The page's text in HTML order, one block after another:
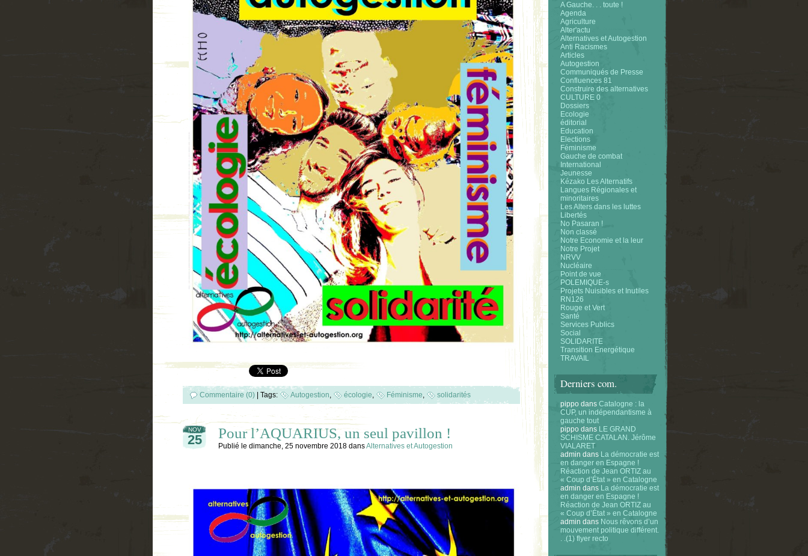
Commentaire (0) Tags: Autogestion, écologie, Féminisme, solidarités
NOV
25 Pour l’AQUARIUS, un seul pavillon !
Publié le dimanche, 25 novembre 2018 dansAlternatives et Autogestion
A Gauche. . . toute !
Agenda
Agriculture
Alter'actu
Alternatives et Autogestion
Anti Racismes
Articles
Autogestion
Communiqués de Presse
Confluences 81
Construire des alternatives
CULTURE 0
Dossiers
Ecologie
éditorial
Education
Elections
Féminisme
Gauche de combat
International
Jeunesse
Kézako Les Alternatifs
Langues Régionales et
minoritaires
Les Alters dans les luttes
Libertés
No Pasaran !
Non classé
Notre Economie et la leur
Notre Projet
NRVV
Nucléaire
Point de vue
POLEMIQUE-s
Projets Nuisibles et Inutiles
RN126
Rouge et Vert
Santé
Services Publics
Social
SOLIDARITE
Transition Energétique
TRAVAIL
Derniers com.
pippo dans Catalogne : la
CUP, un indépendantisme à
gauche tout
pippo dans LE GRAND
SCHISME CATALAN. Jérôme
VIALARET
admin dans La démocratie est
en danger en Espagne !
Réaction de Jean ORTIZ au
« Coup d’État » en Catalogne
admin dans La démocratie est
en danger en Espagne !
Réaction de Jean ORTIZ au
« Coup d’État » en Catalogne
admin dans Nous rêvons d’un
mouvement politique différent.
. .(1) flyer recto